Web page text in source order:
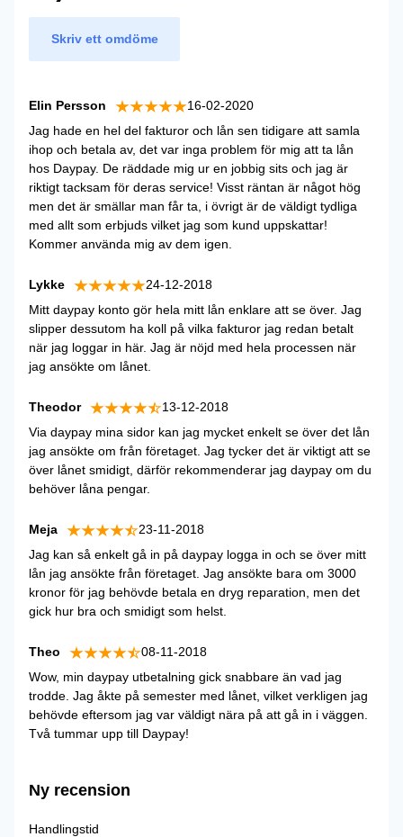
Skriv ett omdöme
Elin Persson
16-02-2020
Jag hade en hel del fakturor och lån sen tidigare att samla
ihop och betala av, det var inga problem för mig att ta lån
hos Daypay. De räddade mig ur en jobbig sits och jag är
riktigt tacksam för deras service! Visst räntan är något hög
men det är smällar man får ta, i övrigt är de väldigt tydliga
med allt som erbjuds vilket jag som kund uppskattar!
Kommer använda mig av dem igen.
Lykke
24-12-2018
Mitt daypay konto gör hela mitt lån enklare att se över. Jag
slipper dessutom ha koll på vilka fakturor jag redan betalt
när jag loggar in här. Jag är nöjd med hela processen när
jag ansökte om lånet.
Theodor
13-12-2018
Via daypay mina sidor kan jag mycket enkelt se över det lån
jag ansökte om från företaget. Jag tycker det är viktigt att se
över lånet smidigt, därför rekommenderar jag daypay om du
behöver låna pengar.
Meja
23-11-2018
Jag kan så enkelt gå in på daypay logga in och se över mitt
lån jag ansökte från företaget. Jag ansökte bara om 3000
kronor för jag behövde betala en dryg reparation, men det
gick hur bra och smidigt som helst.
Theo
08-11-2018
Wow, min daypay utbetalning gick snabbare än vad jag
trodde. Jag åkte på semester med lånet, vilket verkligen jag
behövde eftersom jag var väldigt nära på att gå in i väggen.
Två tummar upp till Daypay!
Ny recension
Handlingstid